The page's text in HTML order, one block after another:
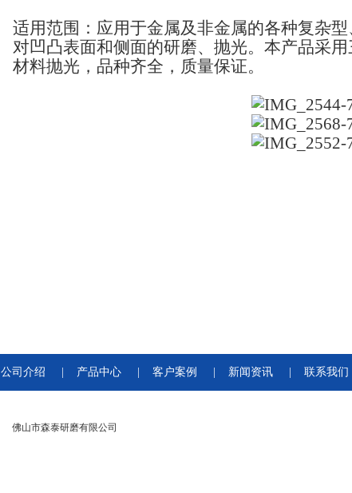
适用范围：应用于金属及非金属的各种复杂
对凹凸表面和侧面的研磨、抛光。本产品采
材料抛光，品种齐全，质量保证。
公司介绍 产品中心 客户案例 新闻资讯 联系我们
佛山市森泰研磨有限公司